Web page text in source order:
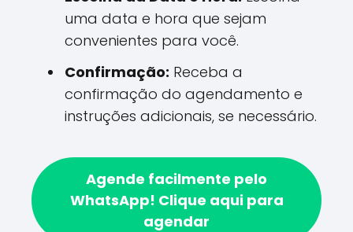
uma data e hora que sejam
convenientes para você.
Confirmação: Receba a
confirmação do agendamento e
instruções adicionais, se necessário.
Agende facilmente pelo
WhatsApp! Clique aqui para
agendar